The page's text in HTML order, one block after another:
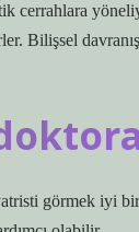
cerrahlara
Bilişsel
görmek iyi